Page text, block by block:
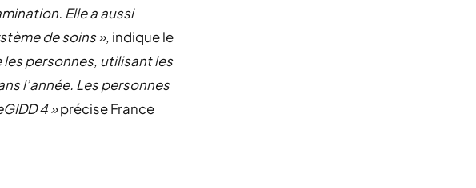
Elle a aussi
de soins », indique le
les personnes, utilisant les
l’année. Les personnes
4 »précise France